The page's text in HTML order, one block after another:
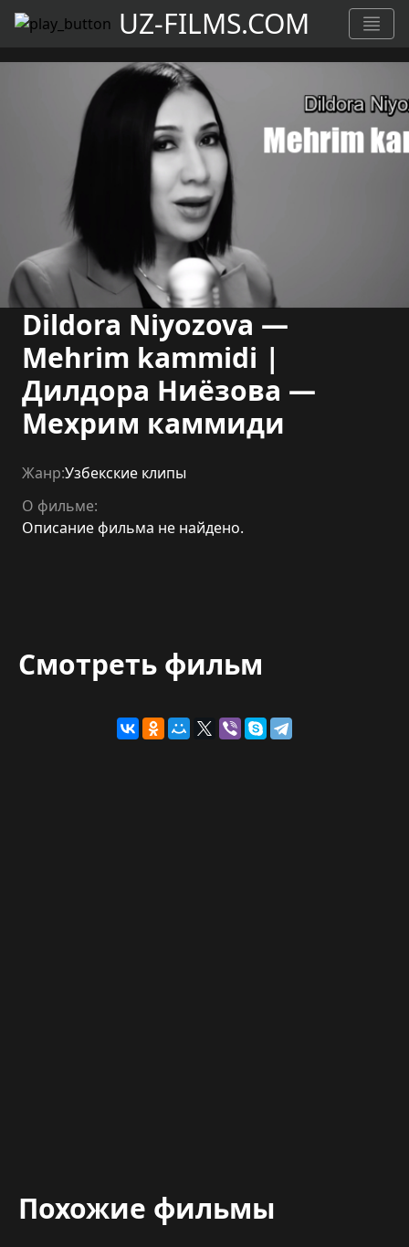
UZ-FILMS.COM
Dildora Niyozova —
Mehrim kammidi |
Дилдора Ниёзова —
Мехрим каммиди
Жанр:Узбекские клипы
О фильме:
Описание фильма не найдено.
Смотреть фильм
Похожие фильмы